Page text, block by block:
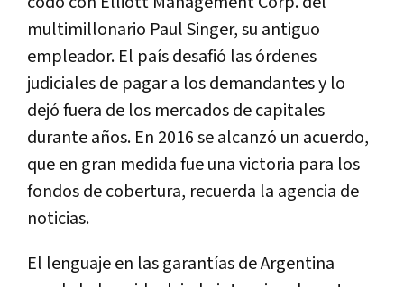
multimillonario Paul Singer, su antiguo
empleador. El país desafió las órdenes
judiciales de pagar a los demandantes y lo
dejó fuera de los mercados de capitales
durante años. En 2016 se alcanzó un acuerdo,
que en gran medida fue una victoria para los
fondos de cobertura, recuerda la agencia de
noticias.
El lenguaje en las garantías de Argentina